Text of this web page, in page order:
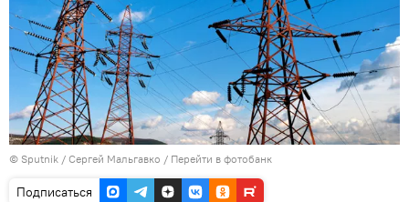
© Sputnik / Сергей Мальгавко / Перейти в фотобанк
Подписаться